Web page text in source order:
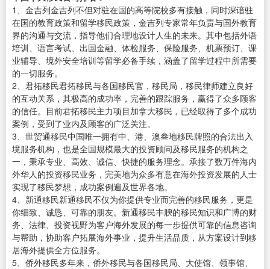
1、金吉列金吉列不但对驻在国的高等院校多有接触，同时深谙驻
在国的教育政策和留学移民政策，金吉列专家常年负责与国外教育
界的沟通与交流，指导他们合理地设计人生的未来。其中包括外语
培训、语言考试、出国金融、体检服务、保险服务、机票预订、课
业辅导、境外安全培训等留学必备手续，涵盖了留学过程中所需要
的一切服务。
2、君拓移民君拓移民与各国移民官，移民局，移民律师建立良好
的互动关系，其极高的成功率，完善的跟踪服务，赢得了众多顾客
的信任。目前君拓移民主力项目加拿大移民，已经取得了多个成功
案例，受到了业内及顾客的广泛关注。
3、世贸通移民中国唯一拥有中、港、澳叁地移民牌照的合法出入
境服务机构，也是全国规模最大的投资顾问及移民服务的机构之
一，秉承专业、高效、诚信、快捷的服务理念。承接了数万件海内
外华人的投资移民业务，完美地为众多有意在海外投资发展的人士
实现了移民梦想，成功案例遍及世界各地。
4、新通移民新通移民不仅为你提供专业而完善的移民服务，更是
你细致、诚恳、可靠的朋友。新通移民丰腴的移民知识和广博的财
务、法律、投资视野为客户海外发展的每一步提供可靠的信息咨询
与帮助，协助客户拓展海外事业，提升生活品质，从方案设计到移
居海外提供全方位服务。
5、侨外移民多年来，侨外移民与各国移民局、大使馆、领事馆、